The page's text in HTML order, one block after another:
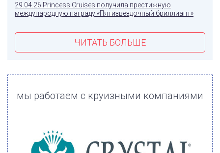
29.04.26 Princess Cruises получила престижную
международную награду «Пятизвездочный бриллиант»
ЧИТАТЬ БОЛЬШЕ
мы работаем с круизными компаниями